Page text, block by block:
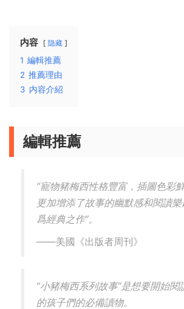
内容 隐藏
1 編輯推薦
2 推薦理由
3 内容介紹
編輯推薦
“寵物豬梅西性格豐富，插圖色彩
更加增添了故事的幽默感和閱讀
爲經典之作”。
——美國《出版者周刊》
“小豬梅西系列故事”是想要開始閱
的孩子們的必備讀物。